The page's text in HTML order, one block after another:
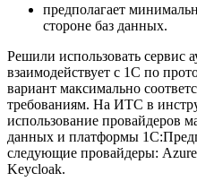
предполагает
стороне баз данных.
Решили использовать сервис
взаимодействует с 1С по
вариант максимально
требованиям. На ИТС в
использование провайдеров
данных и платформы
следующие провайдеры:
Keycloak.